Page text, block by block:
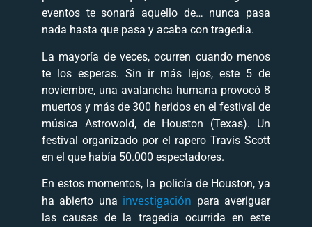
eventos te sonará aquello de… nunca pasa
nada hasta que pasa y acaba con tragedia.
La mayoría de veces, ocurren cuando menos
te los esperas. Sin ir más lejos, este 5 de
noviembre, una avalancha humana provocó 8
muertos y más de 300 heridos en el festival de
música Astrowold, de Houston (Texas). Un
festival organizado por el rapero Travis Scott
en el que había 50.000 espectadores.
En estos momentos, la policía de Houston, ya
ha abierto una investigación para averiguar
las causas de la tragedia ocurrida en este